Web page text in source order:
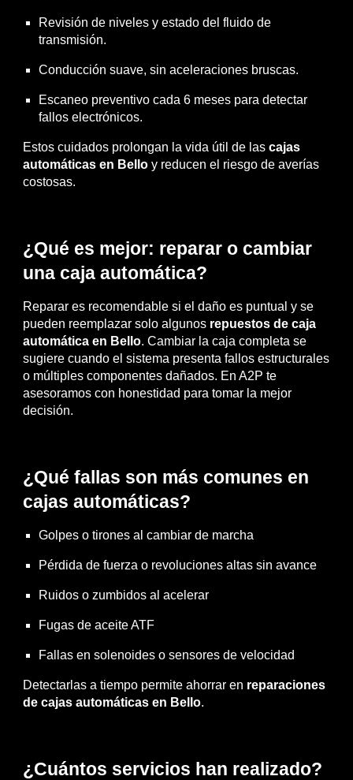
Revisión de niveles y estado del fluido de
transmisión.
Conducción suave, sin aceleraciones bruscas.
Escaneo preventivo cada 6 meses para detectar
fallos electrónicos.
Estos cuidados prolongan la vida útil de lascajas
automáticas en Bello y reducen el riesgo de averías
costosas.
¿Qué es mejor: reparar o cambiar
una caja automática?
Reparar es recomendable si el daño es puntual y se
pueden reemplazar solo algunos repuestos de caja
automática en Bello. Cambiar la caja completa se
sugiere cuando el sistema presenta fallos estructurales
o múltiples componentes dañados. En A2P te
asesoramos con honestidad para tomar la mejor
decisión.
¿Qué fallas son más comunes en
cajas automáticas?
Golpes o tirones al cambiar de marcha
Pérdida de fuerza o revoluciones altas sin avance
Ruidos o zumbidos al acelerar
Fugas de aceite ATF
Fallas en solenoides o sensores de velocidad
Detectarlas a tiempo permite ahorrar en reparaciones
de cajas automáticas en Bello.
¿Cuántos servicios han realizado?